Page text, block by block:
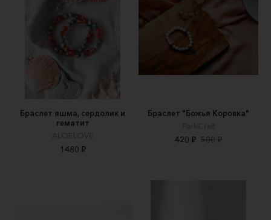
Браслет яшма, сердолик и
гематит
ALOELOVE
1480 ₽
Браслет "Божья Коровка"
ParkCraft
420 ₽ 500 ₽